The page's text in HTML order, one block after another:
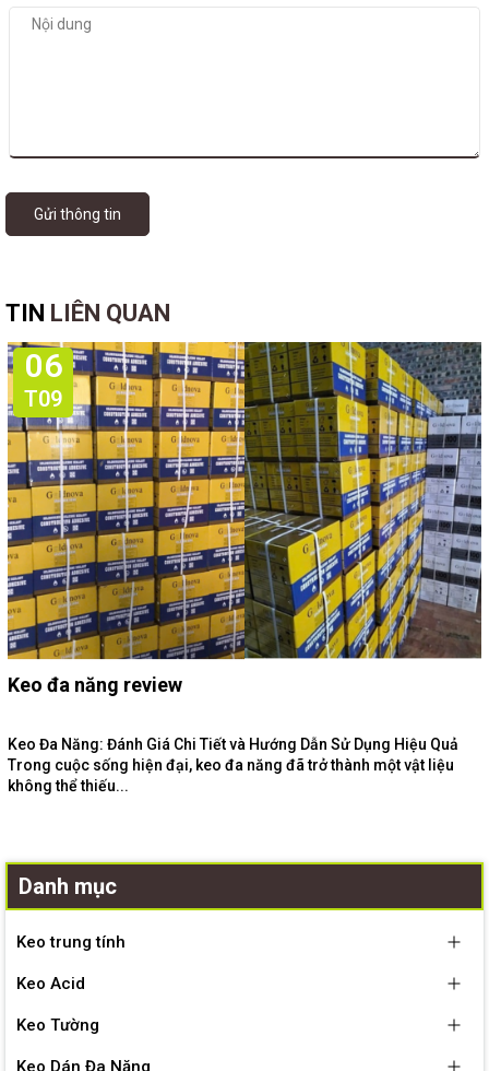
Gửi thông tin
TIN LIÊN QUAN
06
T09
Keo đa năng review
Keo Đa Năng: Đánh Giá Chi Tiết và Hướng Dẫn Sử Dụng Hiệu Quả
Trong cuộc sống hiện đại, keo đa năng đã trở thành một vật liệu
không thể thiếu...
Danh mục
Keo trung tính
Keo Acid
Keo Tường
Keo Dán Đa Năng